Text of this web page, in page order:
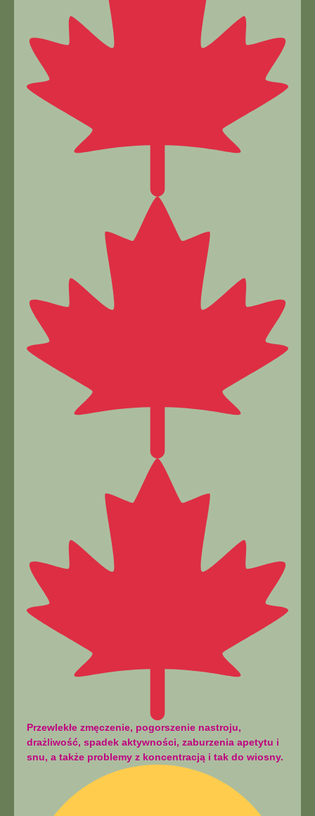
Przewlekłe zmęczenie, pogorszenie nastroju,
drażliwość, spadek aktywności, zaburzenia apetytu i
snu, a także problemy z koncentracją i tak do wiosny.